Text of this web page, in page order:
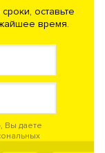
оставьте
время.
Вы даете